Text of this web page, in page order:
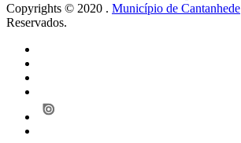
Copyrights © 2020 . Município de Cantanhede
Reservados.